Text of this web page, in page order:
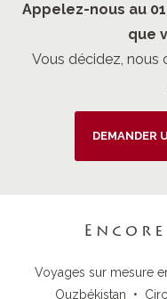
Appelez-nous au
que
Vous décidez, nous
DEMANDER
Voyages sur mesure
Ouzbékistan •